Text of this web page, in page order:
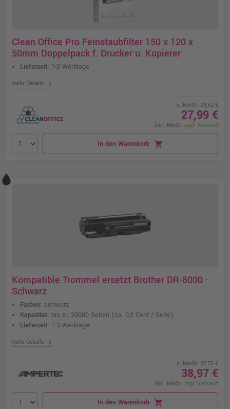
Clean Office Pro Feinstaubfilter 150 x 120 x
50mm Doppelpack f. Drucker u. Kopierer
Lieferzeit: 1-2 Werktage
mehr Details chevron_right
o. MwSt. 23,52 €
27,99 €
inkl. MwSt. zzgl. Versand
In den Warenkorb shopping_cart
Kompatible Trommel ersetzt Brother DR-8000 ·
Schwarz
Farben: schwarz
Kapazität: bis zu 20000 Seiten (ca. 0,2 Cent / Seite)
Lieferzeit: 1-3 Werktage
mehr Details chevron_right
o. MwSt. 32,75 €
38,97 €
inkl. MwSt. zzgl. Versand
In den Warenkorb shopping_cart